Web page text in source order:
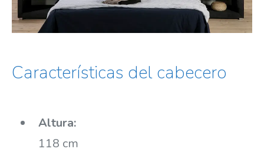
Características del cabecero
Altura:
118 cm